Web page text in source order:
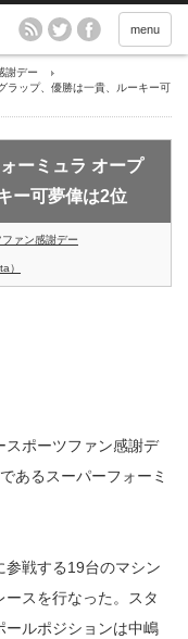
menu
謝デー
ラップ、優勝は一貴、ルーキー可
ーミュラ オープ
ー可夢偉は2位
ァン感謝デー
）
スポーツファン感謝デ
あるスーパーフォーミ
戦する19台のマシン
スを行なった。スタ
ールポジションは中嶋